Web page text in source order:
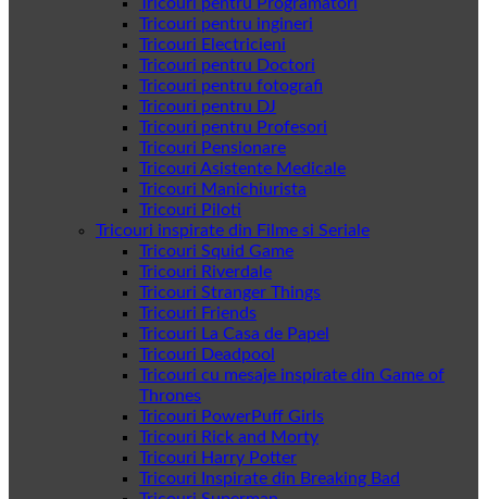
Tricouri pentru ingineri
Tricouri Electricieni
Tricouri pentru Doctori
Tricouri pentru fotografi
Tricouri pentru DJ
Tricouri pentru Profesori
Tricouri Pensionare
Tricouri Asistente Medicale
Tricouri Manichiurista
Tricouri Piloti
Tricouri inspirate din Filme si Seriale
Tricouri Squid Game
Tricouri Riverdale
Tricouri Stranger Things
Tricouri Friends
Tricouri La Casa de Papel
Tricouri Deadpool
Tricouri cu mesaje inspirate din Game of
Thrones
Tricouri PowerPuff Girls
Tricouri Rick and Morty
Tricouri Harry Potter
Tricouri Inspirate din Breaking Bad